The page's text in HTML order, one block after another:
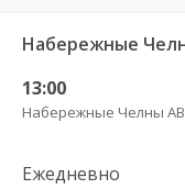
13:00
Набережные Челны АВ
Ежедневно